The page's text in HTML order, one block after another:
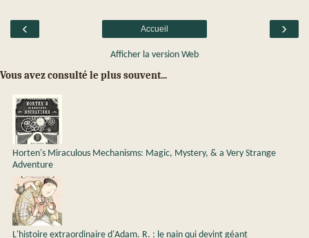
‹ ›
Accueil
Afficher la version Web
Vous avez consulté le plus souvent...
Horten's Miraculous Mechanisms: Magic, Mystery, & a Very Strange
Adventure
L'histoire extraordinaire d'Adam. R. : le nain qui devint géant